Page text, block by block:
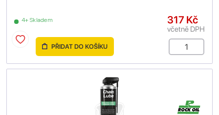
4+ Skladem 317 Kč
včetně DPH
PŘIDAT DO KOŠÍKU